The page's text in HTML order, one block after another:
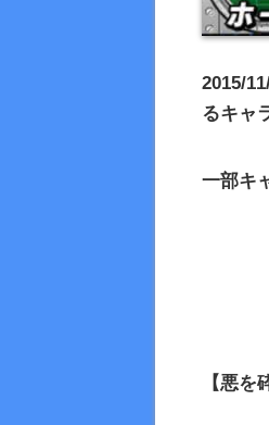
2015/
るキャ
一部キ
【悪